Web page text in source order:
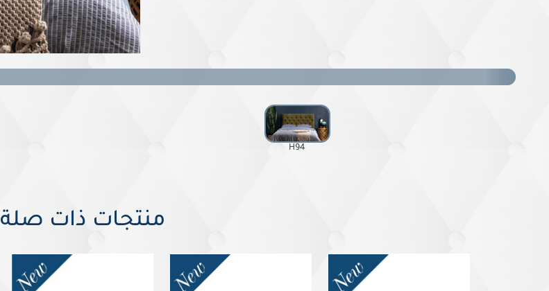
H94
منتجات ذات صلة